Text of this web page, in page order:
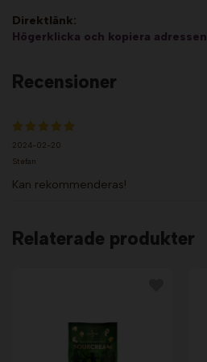
Direktlänk:
Högerklicka och kopiera adressen
Recensioner
2024-02-20
Stefan
Kan rekommenderas!
Relaterade produkter